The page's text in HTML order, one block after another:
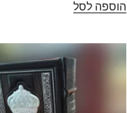
הוספה לסל